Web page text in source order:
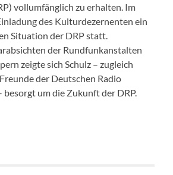
vollumfänglich zu erhalten. Im
des Kulturdezernenten ein
Situation der DRP statt.
der Rundfunkanstalten
zeigte sich Schulz – zugleich
der Deutschen Radio
besorgt um die Zukunft der DRP.